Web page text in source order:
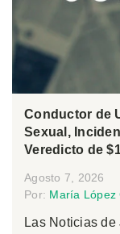
Conductor de
Sexual,
Veredicto de
Agosto 7, 2026
Por: María López
Las Noticias